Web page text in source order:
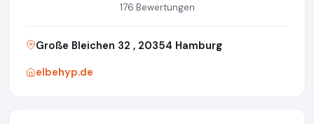
176 Bewertungen
Große Bleichen 32 , 20354 Hamburg
elbehyp.de